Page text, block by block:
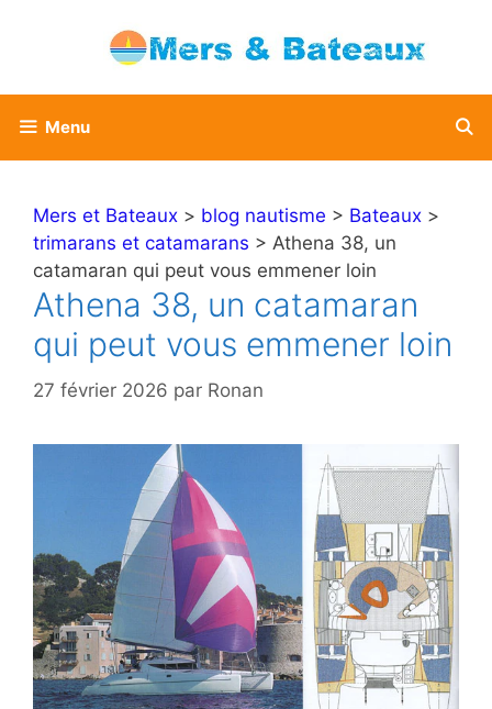
Menu
Mers et Bateaux > blog nautisme > Bateaux >
trimarans et catamarans > Athena 38, un
catamaran qui peut vous emmener loin
Athena 38, un catamaran
qui peut vous emmener loin
27 février 2026 par Ronan